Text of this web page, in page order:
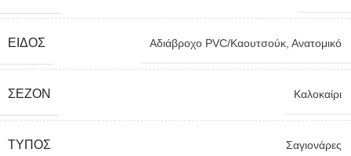
ΕΊΔΟΣ Αδιάβροχο PVC/Καουτσούκ, Ανατομικό
ΣΕΖΌΝ Καλοκαίρι
TΎΠΟΣ Σαγιονάρες